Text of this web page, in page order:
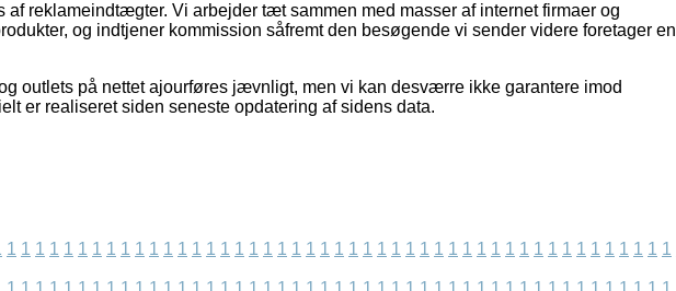
af reklameindtægter. Vi arbejder tæt sammen med masser af internet firmaer og
og indtjener kommission såfremt den besøgende vi sender videre foretager en
outlets på nettet ajourføres jævnligt, men vi kan desværre ikke garantere imod
er realiseret siden seneste opdatering af sidens data.
1 1 1 1 1 1 1 1 1 1 1 1 1 1 1 1 1 1 1 1 1 1 1 1 1 1 1 1 1 1 1 1 1 1 1 1 1 1 1 1 1 1 1 1 1 1 1